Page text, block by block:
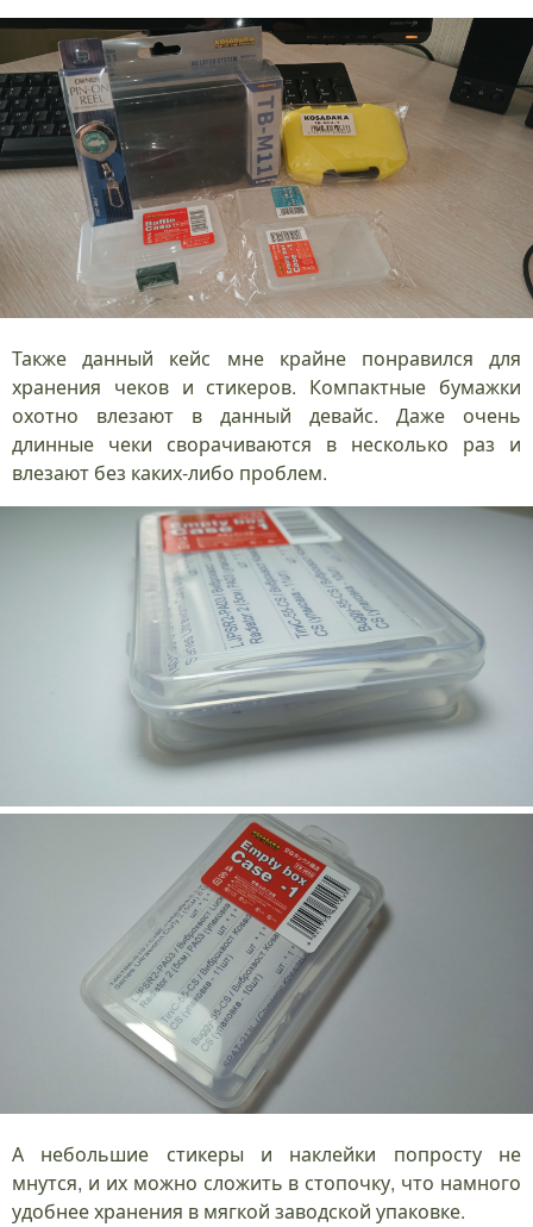
Также данный кейс мне крайне понравился для
хранения чеков и стикеров. Компактные бумажки
охотно влезают в данный девайс. Даже очень
длинные чеки сворачиваются в несколько раз и
влезают без каких-либо проблем.
А небольшие стикеры и наклейки попросту не
мнутся, и их можно сложить в стопочку, что намного
удобнее хранения в мягкой заводской упаковке.